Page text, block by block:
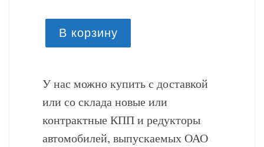
В корзину
У нас можно купить с доставкой
или со склада новые или
контрактные КПП и редукторы
автомобилей, выпускаемых ОАО